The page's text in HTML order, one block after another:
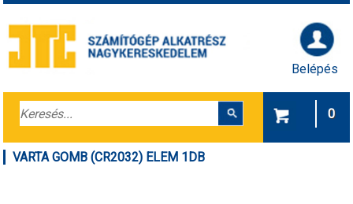
Belépés
0
VARTA GOMB (CR2032) ELEM 1DB